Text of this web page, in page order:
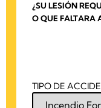
¿SU LESIÓN
O QUE FALTARA
TIPO DE